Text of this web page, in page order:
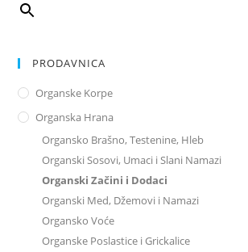
PRODAVNICA
Organske Korpe
Organska Hrana
Organsko Brašno, Testenine, Hleb
Organski Sosovi, Umaci i Slani Namazi
Organski Začini i Dodaci
Organski Med, Džemovi i Namazi
Organsko Voće
Organske Poslastice i Grickalice